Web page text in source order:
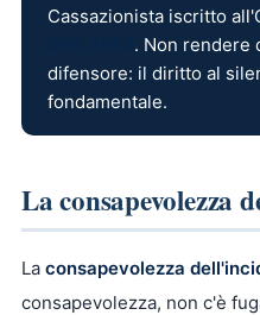
Cassazionista iscritto
. Non rendere
difensore: il diritto al
fondamentale.
La consapevolezza
La consapevolezza
consapevolezza, non c'è